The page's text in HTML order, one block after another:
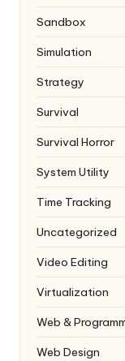
Sandbox
Simulation
Strategy
Survival
Survival Horror
System Utility
Time Tracking
Uncategorized
Video Editing
Virtualization
Web &
Web Design